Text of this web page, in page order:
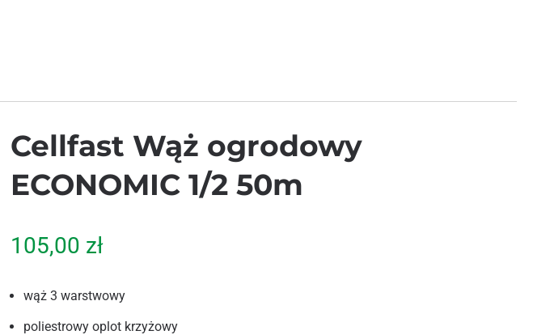
Cellfast Wąż ogrodowy
ECONOMIC 1/2 50m
105,00 zł
wąż 3 warstwowy
poliestrowy oplot krzyżowy